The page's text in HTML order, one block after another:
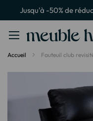
Jusqu'à -50% de
Accueil Fauteuil club
Panneau de gestion des